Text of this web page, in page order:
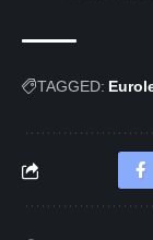
TAGGED: